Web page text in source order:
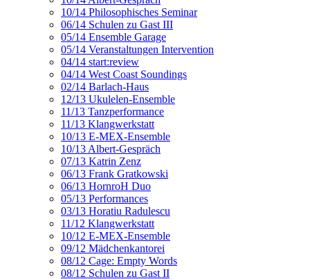
10/14 Philosophisches Seminar
06/14 Schulen zu Gast III
05/14 Ensemble Garage
05/14 Veranstaltungen Intervention
04/14 start:review
04/14 West Coast Soundings
02/14 Barlach-Haus
12/13 Ukulelen-Ensemble
11/13 Tanzperformance
11/13 Klangwerkstatt
10/13 E-MEX-Ensemble
10/13 Albert-Gespräch
07/13 Katrin Zenz
06/13 Frank Gratkowski
06/13 HornroH Duo
05/13 Performances
03/13 Horatiu Radulescu
11/12 Klangwerkstatt
10/12 E-MEX-Ensemble
09/12 Mädchenkantorei
08/12 Cage: Empty Words
08/12 Schulen zu Gast II